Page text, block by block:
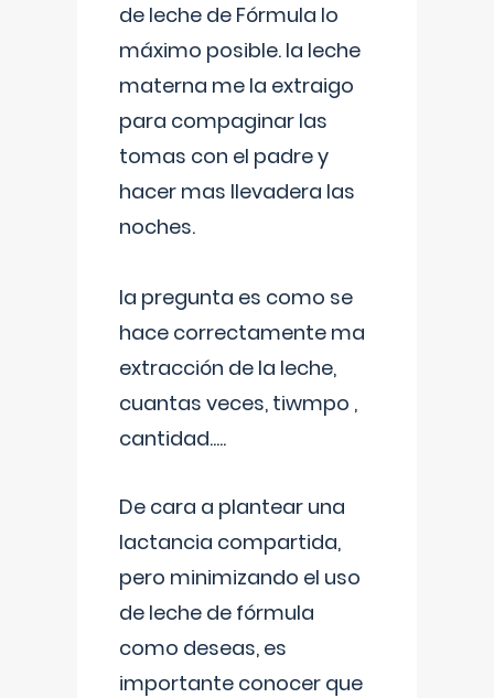
de leche de Fórmula lo
máximo posible. la leche
materna me la extraigo
para compaginar las
tomas con el padre y
hacer mas llevadera las
noches.
la pregunta es como se
hace correctamente ma
extracción de la leche,
cuantas veces, tiwmpo ,
cantidad.....
De cara a plantear una
lactancia compartida,
pero minimizando el uso
de leche de fórmula
como deseas, es
importante conocer que